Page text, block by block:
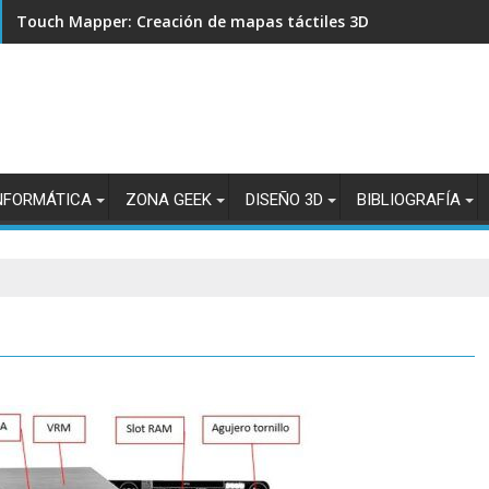
Touch Mapper: Creación de mapas táctiles 3D para
ZONA GEEK DISEÑO 3D BIBLIOGRAFÍA